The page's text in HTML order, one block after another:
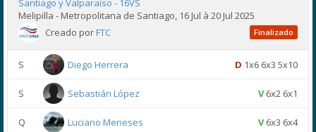
Santiago y Valparaíso - 16VS
Melipilla - Metropolitana de Santiago, 16 Jul à 20 Jul 2025
Creado porFTC Finalizado
S Diego Herrera D 1x6 6x3 5x10
S Sebastián López V6x2 6x1
Q Luciano Meneses V6x3 6x4